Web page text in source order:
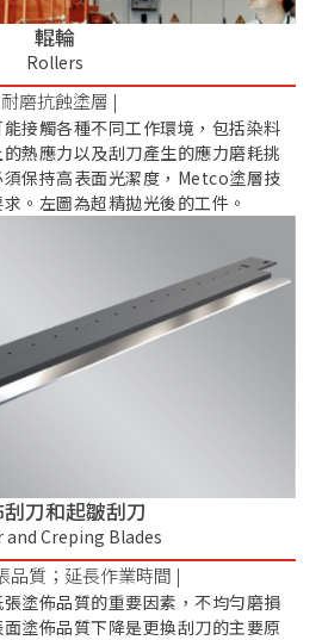
輥輪
Rollers
磨抗蝕塗層 |
接觸各種不同工作環境，包括染料
熱應力以及刮刀產生的應力磨耗挑
保持高表面光潔度，Metco塗層技
。左圖為超精拋光後的工件。
刀和起皺刮刀
and Creping Blades
品質；延長作業時間 |
塗佈品質的重要因素，不均勻磨損
塗佈品質下降是更換刮刀的主要原